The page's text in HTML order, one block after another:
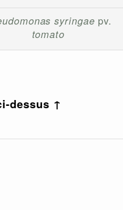
syringae pv.
tomato
dessus ↑